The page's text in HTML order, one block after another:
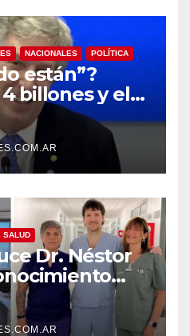
NACIONALES POLÍTICA
están”?
billones y el
BCRA
risita
SALUD
Dr. Néstor
la calidad de